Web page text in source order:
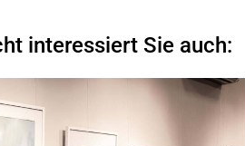
interessiert Sie auch: